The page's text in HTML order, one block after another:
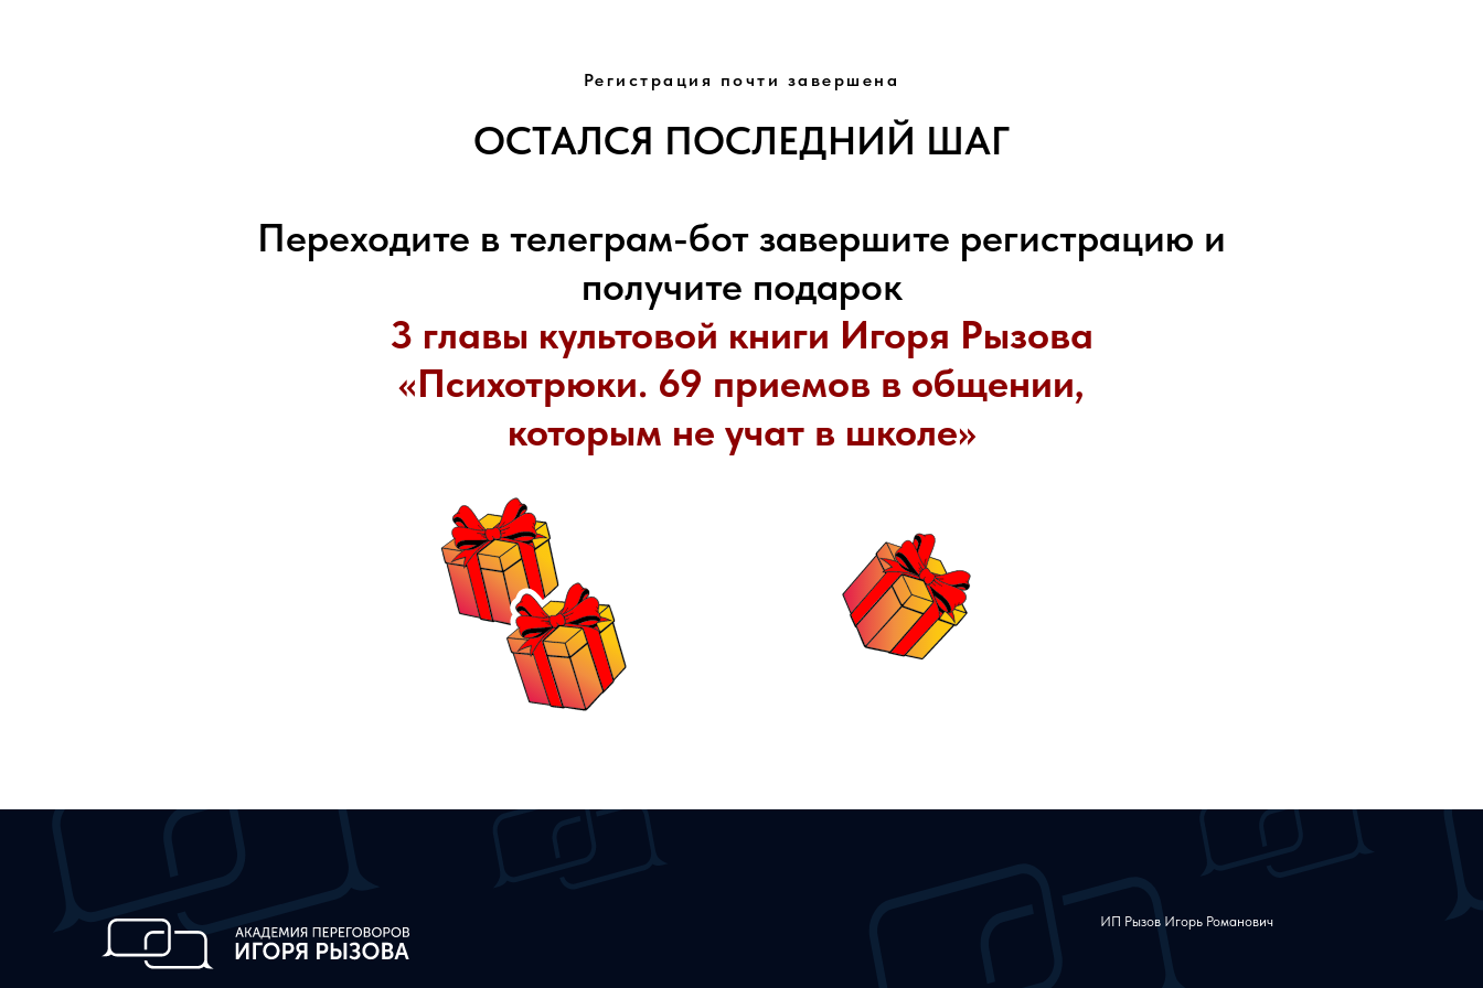
Регистрация почти завершена
ОСТАЛСЯ ПОСЛЕДНИЙ ШАГ
Переходите в телеграм-бот завершите регистрацию и
получите подарок
3 главы культовой книги Игоря Рызова
«Психотрюки. 69 приемов в общении,
которым не учат в школе»
ИП Рызов Игорь Романович